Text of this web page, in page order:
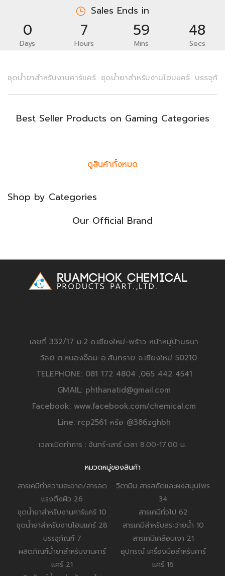
Sales Ends in
0
Days
7
Hours
59
Mins
48
Secs
ชุดน้ำยาสำหรับงานคาร์แคร์ ชุดน้ำยาสำหรับงานโฮมแคร์ บรรจุภั
Best Seller Products on Gaming Categories
ดูสินค้าทั้งหมด
Shop by Categories
Our Official Brand
เลขที่ 332/17 ม.2 ถ.เชียงใหม่-พร้าว หน้าหมู่บ้านธนา
วัลย์ ต.หนองจ๊อม อ.สันทราย จ.เชียงใหม่ 50210
TELEPHONE: 081 172 4804 ,065 442 4541
GMAIL: phthanatid@gmail.com
Facebook: www.facebook.com/chemical.cm
Line: rcp2561 หรือ @386zghbh
เวลาเปิดทำการ : จันทร์-เสาร์ เวลา 8.00-17.00 น.
หมวดหมู่ของสินค้า
สารเคมีทำความสะอาด/สารลด
แรงตึงผิว 26
ชุดน้ำยาสำหรับงานคาร์แคร์ 10
ชุดน้ำยาสำหรับงานโฮมแคร์ 28
บรรจุภัณฑ์ 7
ผลิตภัณฑ์น้ำยาสำหรับงานคาร์
แคร์ 21
วิตามิน สารสกัดและผงสมุนไพร
34
สารเคมีทั่วไป 62
สารเคมีสำหรับสระว่ายน้ำ 10
สารเคมีเคลือบเงา 21
อุปกรณ์ เครื่องมือสำหรับคาร์
แคร์ 16